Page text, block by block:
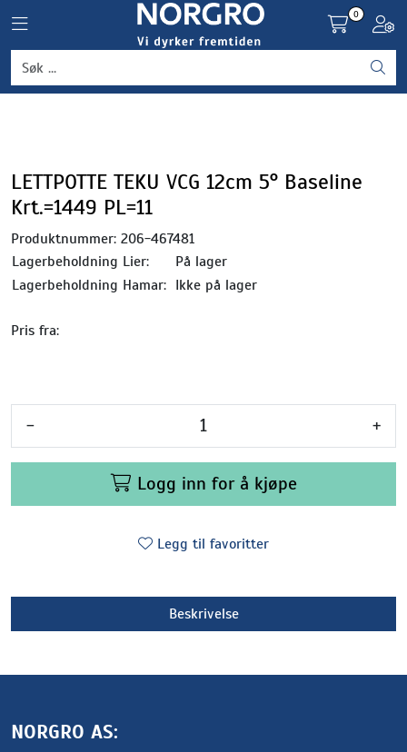
Toggle navigation
0
LETTPOTTE TEKU VCG 12cm 5° Baseline
Krt.=1449 PL=11
Produktnummer: 206-467481
Lagerbeholdning Lier:
På lager
Lagerbeholdning Hamar: Ikke på lager
Pris fra:
- +
Logg inn for å kjøpe
Legg til favoritter
Beskrivelse
NORGRO AS:
Grønnsaker
Frukt og bær
Blomster, potter og brett
Driftsmidler